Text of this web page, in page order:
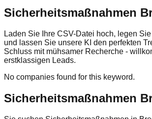
Sicherheitsmaßnahmen
Laden Sie Ihre CSV-Datei hoch, legen
und lassen Sie unsere KI den perfekten
Schluss mit mühsamer Recherche -
erstklassigen Leads.
No companies found for this keyword.
Sicherheitsmaßnahmen